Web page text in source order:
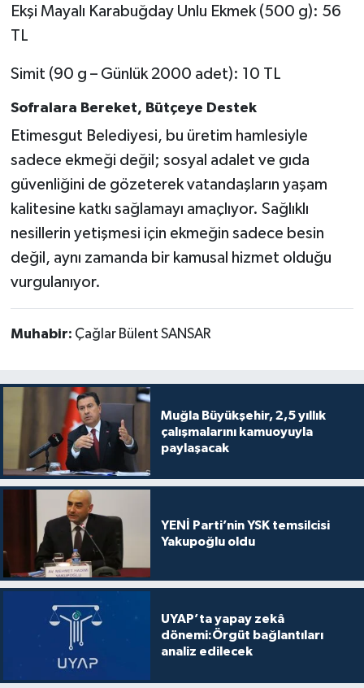
Ekşi Mayalı Karabuğday Unlu Ekmek (500 g): 56
TL
Simit (90 g – Günlük 2000 adet): 10 TL
Sofralara Bereket, Bütçeye Destek
Etimesgut Belediyesi, bu üretim hamlesiyle
sadece ekmeği değil; sosyal adalet ve gıda
güvenliğini de gözeterek vatandaşların yaşam
kalitesine katkı sağlamayı amaçlıyor. Sağlıklı
nesillerin yetişmesi için ekmeğin sadece besin
değil, aynı zamanda bir kamusal hizmet olduğu
vurgulanıyor.
Muhabir: Çağlar Bülent SANSAR
Muğla Büyükşehir, 2,5 yıllık
çalışmalarını kamuoyuyla
paylaşacak
YENİ Parti’nin YSK temsilcisi
Yakupoğlu oldu
UYAP’ta yapay zekâ
dönemi:Örgüt bağlantıları
analiz edilecek